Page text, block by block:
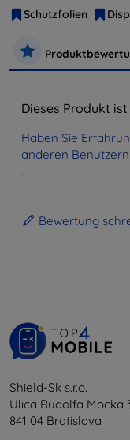
Schutzfolien
Dieses Produkt
Haben Sie
anderen
.
Bewertung
Shield-Sk s.r.o.
Ulica Rudolfa Mocka
841 04 Bratislava